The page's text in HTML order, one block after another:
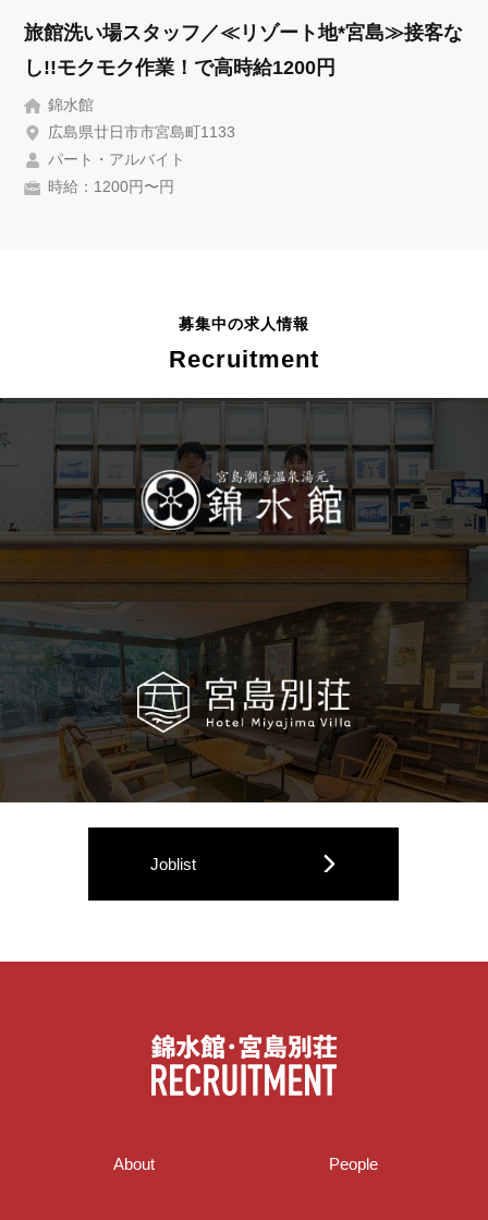
旅館洗い場スタッフ／≪リゾート地*宮島≫接客な
し!!モクモク作業！で高時給1200円
錦水館
広島県廿日市市宮島町1133
パート・アルバイト
時給：1200円〜円
募集中の求人情報
Recruitment
Joblist
About People